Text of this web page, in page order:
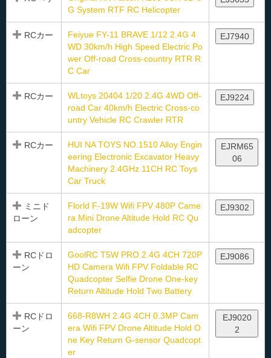
G System RTF RC Helicopter
RCカー
Feiyue FY-11 BRAVE 1/12 2.4G 4
WD 30km/h High Speed Electric Po
wer Off-road Cross-country RTR R
C Car
EJ7940
RCカー
WLtoys 20404 1/20 2.4G 4WD Off-
road Car 40km/h Electric Cross-co
untry Vehicle RC Crawler RTR
EJ9224
RCカー
HUI NA TOYS NO.1510 Alloy Engin
eering Electronic Excavator Heavy
Machinery 2.4GHz 11CH RC Toys
Car Truck
EJRM65
06
ミニド
ローン
Florld F-19W Wifi FPV 480P Came
ra Mini Drone Altitude Hold RC Qu
adcopter
EJ9302
RCドロ
ーン
GoolRC T5W PRO 2.4G 4CH 720P
HD Camera Wifi FPV Foldable RC
Quadcopter Selfie Drone One-key
Return Altitude Hold Two Battery
EJ9086
RCドロ
ーン
668-R8WH 2.4G 4CH 0.3MP Cam
era Wifi FPV Drone Altitude Hold O
ne Key Return G-sensor Quadcopt
er
EJ9020
2